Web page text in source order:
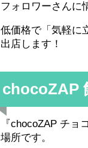
フォロワーさんに
低価格で「気軽に
出店します！
chocoZAP
『chocoZAP チョ
場所です。